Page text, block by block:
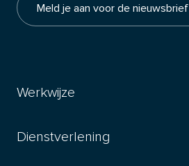
Meld je aan voor de nieuwsbrief
Werkwijze
Dienstverlening